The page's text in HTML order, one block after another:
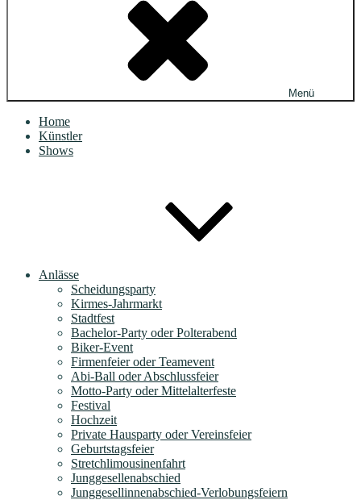
Menü
Home
Künstler
Shows
Anlässe
Scheidungsparty
Kirmes-Jahrmarkt
Stadtfest
Bachelor-Party oder Polterabend
Biker-Event
Firmenfeier oder Teamevent
Abi-Ball oder Abschlussfeier
Motto-Party oder Mittelalterfeste
Festival
Hochzeit
Private Hausparty oder Vereinsfeier
Geburtstagsfeier
Stretchlimousinenfahrt
Junggesellenabschied
Junggesellinnenabschied-Verlobungsfeiern